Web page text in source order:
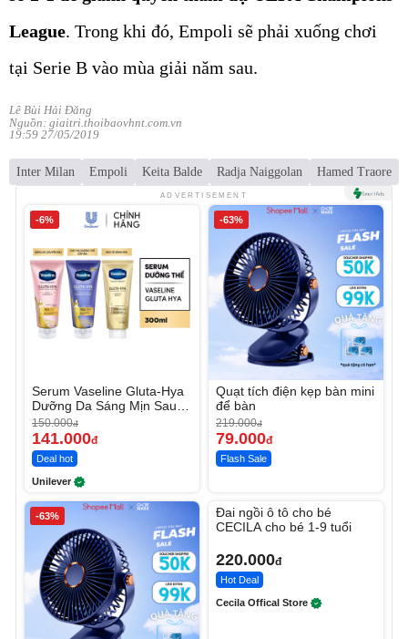
League. Trong khi đó, Empoli sẽ phải xuống chơi
tại Serie B vào mùa giải năm sau.
Lê Bùi Hải Đăng
Nguồn: giaitri.thoibaovhnt.com.vn
19:59 27/05/2019
Inter Milan Empoli Keita Balde Radja Naiggolan Hamed Traore
ADVERTISEMENT
-6%
Serum Vaseline Gluta-Hya
Dưỡng Da Sáng Mịn Sau 7
Ngày
150.000đ
141.000đ
Deal hot
Unilever
-63%
Quạt tích điện kẹp bàn mini
để bàn
219.000đ
79.000đ
Flash Sale
-63%
Đai ngồi ô tô cho bé
CECILA cho bé 1-9 tuổi
220.000đ
Hot Deal
Cecila Offical Store